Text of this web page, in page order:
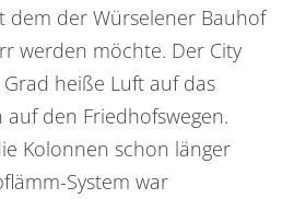
dem der Würselener Bauhof
werden möchte. Der City
heiße Luft auf das
den Friedhofswegen.
Kolonnen schon länger
System war